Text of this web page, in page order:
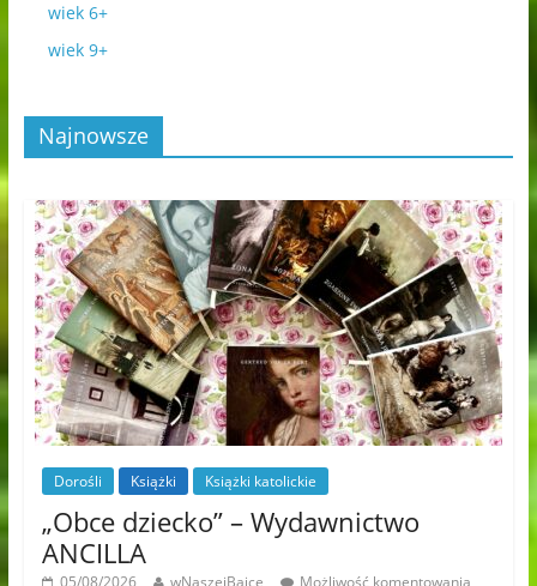
wiek 6+
wiek 9+
Najnowsze
Dorośli Książki Książki katolickie
„Obce dziecko” – Wydawnictwo
ANCILLA